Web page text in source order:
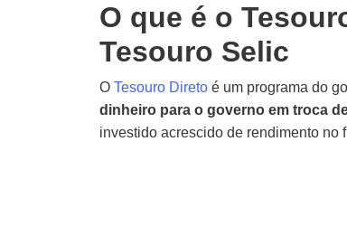
O que é o
Tesouro Selic
O Tesouro Direto é um programa do
dinheiro para o governo em troca
investido acrescido de rendimento no